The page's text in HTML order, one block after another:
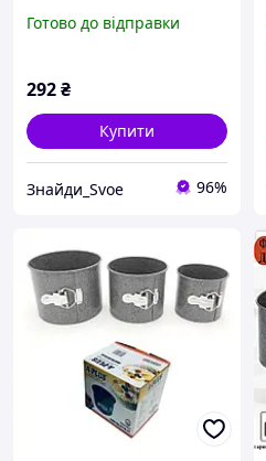
Готово до відправки
292₴
Купити
Знайди_Svoe 96%